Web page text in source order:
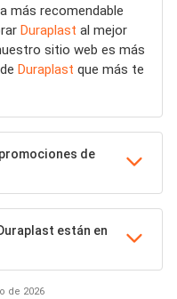
más recomendable
Duraplast al mejor
sitio web es más
Duraplast que más te
de
están en
de 2026